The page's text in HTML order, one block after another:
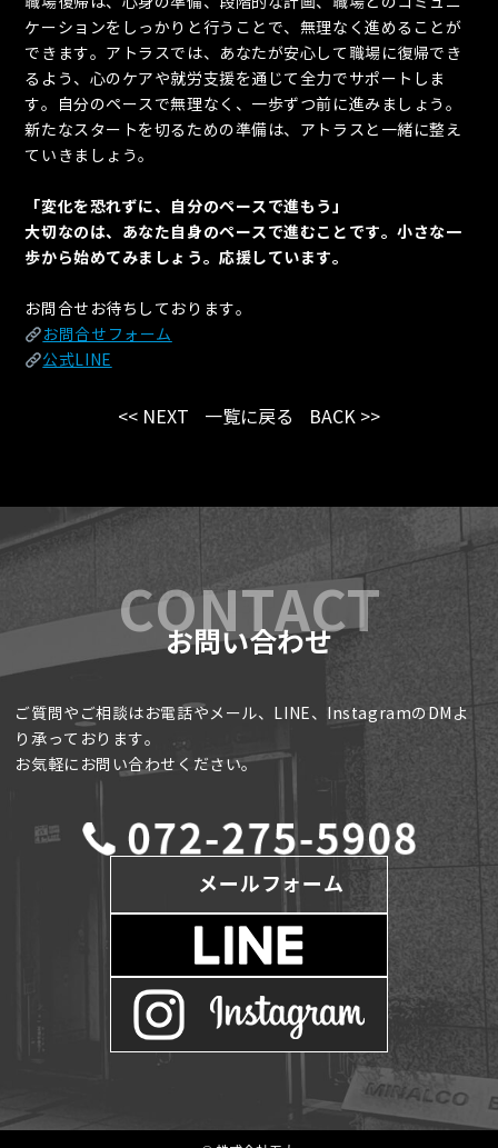
ケーションをしっかりと行うことで、無理なく進めることが
できます。アトラスでは、あなたが安心して職場に復帰でき
るよう、心のケアや就労支援を通じて全力でサポートしま
す。自分のペースで無理なく、一歩ずつ前に進みましょう。
新たなスタートを切るための準備は、アトラスと一緒に整え
ていきましょう。
「変化を恐れずに、自分のペースで進もう」
大切なのは、あなた自身のペースで進むことです。小さな一
歩から始めてみましょう。応援しています。
お問合せお待ちしております。
お問合せフォーム
公式LINE
<< NEXT 一覧に戻る BACK >>
お問い合わせ
ご質問やご相談はお電話やメール、LINE、InstagramのDMよ
り承っております。
お気軽にお問い合わせください。
メールフォーム